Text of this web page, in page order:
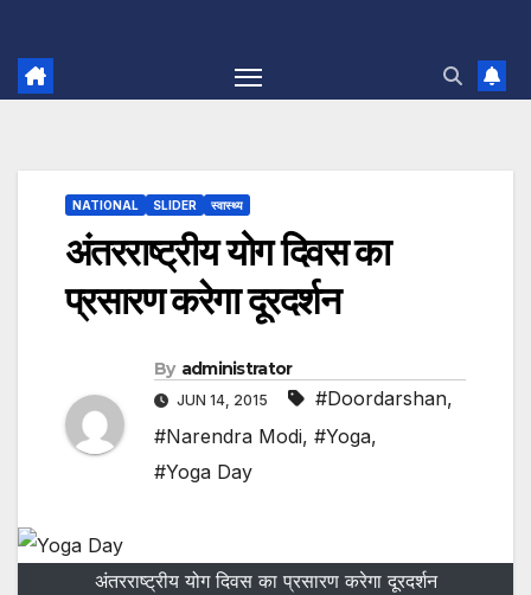
NATIONAL SLIDER स्वास्थ्य
अंतरराष्ट्रीय योग दिवस का
प्रसारण करेगा दूरदर्शन
By administrator
JUN 14, 2015 #Doordarshan,
#Narendra Modi, #Yoga,
#Yoga Day
अंतरराष्ट्रीय योग दिवस का प्रसारण करेगा दूरदर्शन